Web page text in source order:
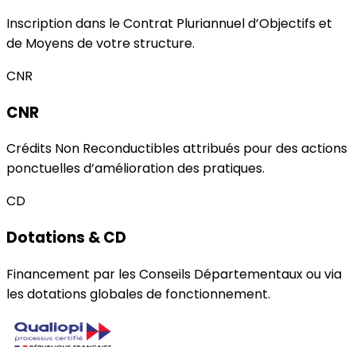
Inscription dans le Contrat Pluriannuel d’Objectifs et
de Moyens de votre structure.
CNR
CNR
Crédits Non Reconductibles attribués pour des actions
ponctuelles d’amélioration des pratiques.
CD
Dotations & CD
Financement par les Conseils Départementaux ou via
les dotations globales de fonctionnement.